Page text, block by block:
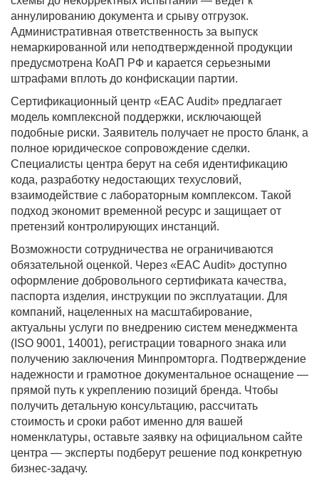
аннулированию документа и срыву отгрузок.
Административная ответственность за выпуск
немаркированной или неподтвержденной продукции
предусмотрена КоАП РФ и карается серьезными
штрафами вплоть до конфискации партии.
Сертификационный центр «EAC Audit» предлагает
модель комплексной поддержки, исключающей
подобные риски. Заявитель получает не просто бланк, а
полное юридическое сопровождение сделки.
Специалисты центра берут на себя идентификацию
кода, разработку недостающих техусловий,
взаимодействие с лабораторным комплексом. Такой
подход экономит временной ресурс и защищает от
претензий контролирующих инстанций.
Возможности сотрудничества не ограничиваются
обязательной оценкой. Через «EAC Audit» доступно
оформление добровольного сертификата качества,
паспорта изделия, инструкции по эксплуатации. Для
компаний, нацеленных на масштабирование,
актуальны услуги по внедрению систем менеджмента
(ISO 9001, 14001), регистрации товарного знака или
получению заключения Минпромторга. Подтверждение
надежности и грамотное документальное оснащение —
прямой путь к укреплению позиций бренда. Чтобы
получить детальную консультацию, рассчитать
стоимость и сроки работ именно для вашей
номенклатуры, оставьте заявку на официальном сайте
центра — эксперты подберут решение под конкретную
бизнес-задачу.